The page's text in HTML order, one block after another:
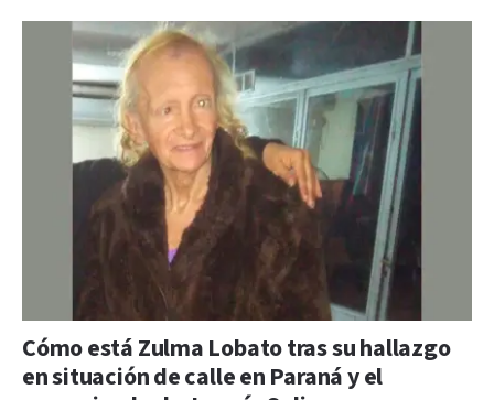
Cómo está Zulma Lobato tras su hallazgo
en situación de calle en Paraná y el